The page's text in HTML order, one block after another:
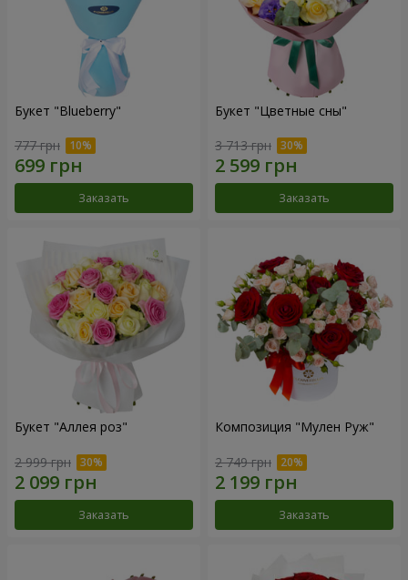
Букет "Blueberry"
777 грн
Заказать
Букет "Цветные сны"
3 713 грн
Заказать
Букет "Аллея роз"
2 999 грн
Заказать
Композиция "Мулен Руж"
2 749 грн
Заказать